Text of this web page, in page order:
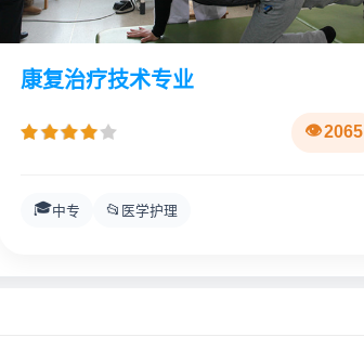
康复治疗技术专业
2065
🎓中专 📂 医学护理